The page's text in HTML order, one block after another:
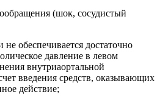
(шок, сосудистый
обеспечивается достаточно
давление в левом
внутриаортальной
введения средств, оказывающих
действие;